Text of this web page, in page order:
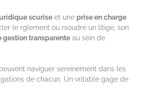
scurise et une prise en charge
le rglement ou rsoudre un litige, son
gestion transparente au sein de
peuvent naviguer sereinement dans les
de chacun. Un vritable gage de